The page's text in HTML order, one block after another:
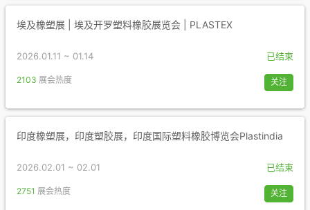
埃及橡塑展 | 埃及开罗塑料橡胶展览会 | PLASTEX
2026.01.11 ~ 01.14 已结束
2103 展会热度 关注
印度橡塑展，印度塑胶展，印度国际塑料橡胶博览会Plastindia
2026.02.01 ~ 02.01 已结束
2751 展会热度 关注